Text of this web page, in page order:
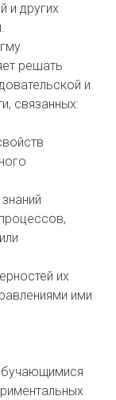
и других
решать
и
связанных:
их
ими